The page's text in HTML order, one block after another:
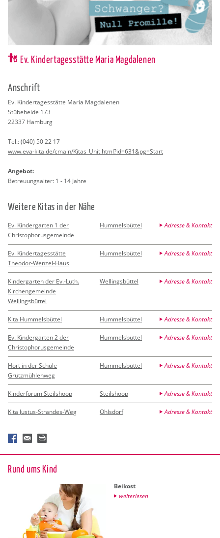
Ev. Kindertagesstätte Maria Magdalenen
An­schrift
Ev. Kin­der­ta­ges­stät­te Maria Mag­da­le­nen
Stübehei­de 173
22337 Ham­burg
Tel.:(040) 50 22 17
www.​eva-​kita.​de/​cmain/​Kitas_​Unit.​html?​id=631&​pg=Start
An­ge­bot:
Be­treu­ungs­al­ter: 1 - 14 Jahre
Wei­te­re Kitas in der Nähe
Ev. Kindergarten 1 der
Christophorusgemeinde
Hummelsbüttel Adresse & Kontakt
Ev. Kindertagesstätte
Theodor-Wenzel-Haus
Hummelsbüttel Adresse & Kontakt
Kindergarten der Ev.-Luth.
Kirchengemeinde
Wellingsbüttel
Wellingsbüttel Adresse & Kontakt
Kita Hummelsbüttel Hummelsbüttel Adresse & Kontakt
Ev. Kindergarten 2 der
Christophorusgemeinde
Hummelsbüttel Adresse & Kontakt
Hort in der Schule
Grützmühlenweg
Hummelsbüttel Adresse & Kontakt
Kinderforum Steilshoop Steilshoop Adresse & Kontakt
Kita Justus-Strandes-Weg Ohlsdorf Adresse & Kontakt
Rund ums Kind
Bei­kost
wei­ter­le­sen